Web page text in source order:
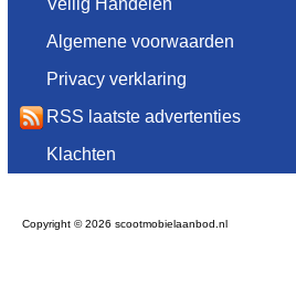
Algemene voorwaarden
Privacy verklaring
RSS laatste advertenties
Klachten
Copyright © 2026 scootmobielaanbod.nl